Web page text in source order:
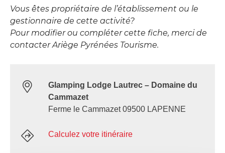
Vous êtes propriétaire de l’établissement ou le
gestionnaire de cette activité?
Pour modifier ou compléter cette fiche, merci de
contacter Ariège Pyrénées Tourisme.
Glamping Lodge Lautrec – Domaine du
Cammazet
Ferme le Cammazet 09500 LAPENNE
Calculez votre itinéraire